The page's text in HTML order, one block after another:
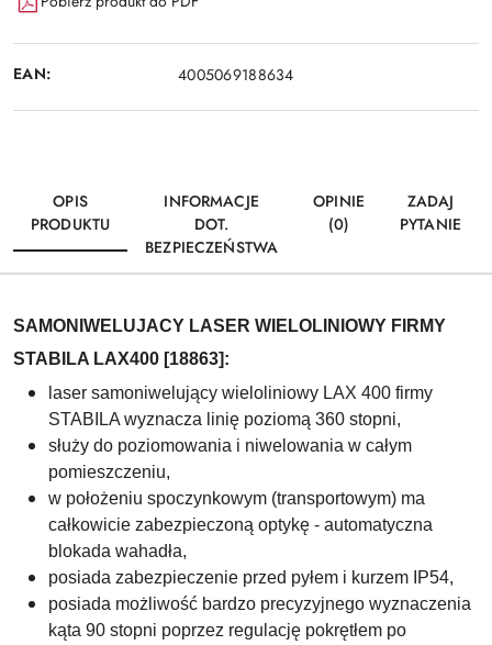
EAN: 4005069188634
OPIS
PRODUKTU
INFORMACJE
DOT.
BEZPIECZEŃSTWA
OPINIE
(0)
ZADAJ
PYTANIE
SAMONIWELUJACY LASER WIELOLINIOWY FIRMY
STABILA LAX400 [18863]:
laser samoniwelujący wieloliniowy LAX 400 firmy
STABILA wyznacza linię poziomą 360 stopni,
służy do poziomowania i niwelowania w całym
pomieszczeniu,
w położeniu spoczynkowym (transportowym) ma
całkowicie zabezpieczoną optykę - automatyczna
blokada wahadła,
posiada zabezpieczenie przed pyłem i kurzem IP54,
posiada możliwość bardzo precyzyjnego wyznaczenia
kąta 90 stopni poprzez regulację pokrętłem po